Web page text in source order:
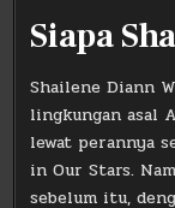
Siapa
Shailene Diann
lingkungan asal
lewat perannya
in Our Stars.
sebelum itu,